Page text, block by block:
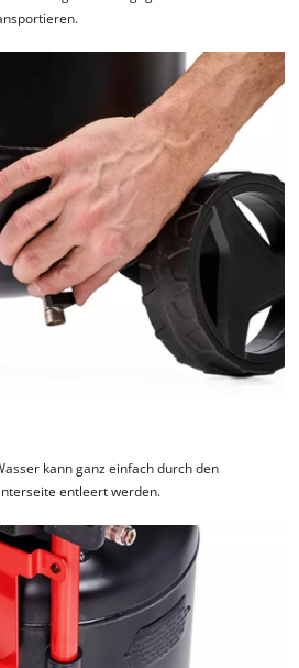
kann ganz einfach durch den
entleert werden.